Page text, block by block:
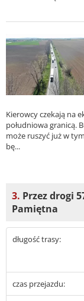
Kierowcy czekają na
południowa granicą.
może ruszyć już w
bę...
3. Przez drogi
Pamiętna
długość trasy:
czas przejazdu: